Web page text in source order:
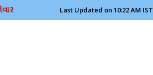
Last Updated on 10:22 AM IST